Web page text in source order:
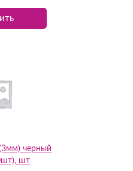
черный
шт